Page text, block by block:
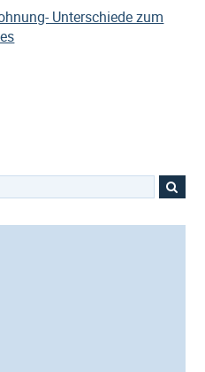
Unterschiede zum